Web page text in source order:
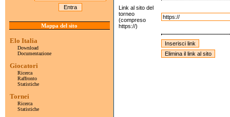
Mappa del sito
Elo Italia
Download
Documentazione
Giocatori
Ricerca
Raffronto
Statistiche
Tornei
Ricerca
Statistiche
Link al sito del
torneo
(compreso
https://)